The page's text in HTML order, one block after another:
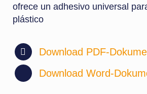
ofrece un adhesivo universal
plástico
Download PDF-
Download Word-